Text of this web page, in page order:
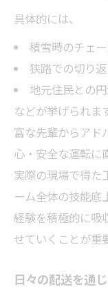
安全運転と
ドライ
キャリ
安全と
事故防
ドライ
具体的には、
積雪時のチェ
狭路での切り
地元住民との
などが挙げられま
富な先輩からアド
心・安全な運転に
実際の現場で得た
ーム全体の技能底
経験を積極的に吸
せていくことが重
日々の配送を通